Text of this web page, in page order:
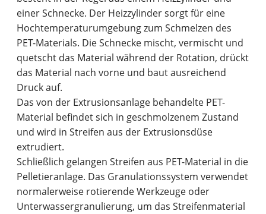
einer Schnecke. Der Heizzylinder sorgt für eine
Hochtemperaturumgebung zum Schmelzen des
PET-Materials. Die Schnecke mischt, vermischt und
quetscht das Material während der Rotation, drückt
das Material nach vorne und baut ausreichend
Druck auf.
Das von der Extrusionsanlage behandelte PET-
Material befindet sich in geschmolzenem Zustand
und wird in Streifen aus der Extrusionsdüse
extrudiert.
Schließlich gelangen Streifen aus PET-Material in die
Pelletieranlage. Das Granulationssystem verwendet
normalerweise rotierende Werkzeuge oder
Unterwassergranulierung, um das Streifenmaterial